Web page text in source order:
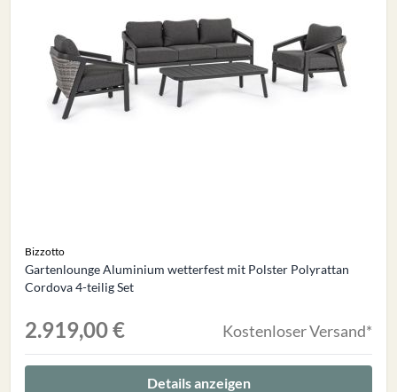
Bizzotto
Gartenlounge Aluminium wetterfest mit Polster Polyrattan
Cordova 4-teilig Set
2.919,00 € Kostenloser Versand*
Details anzeigen